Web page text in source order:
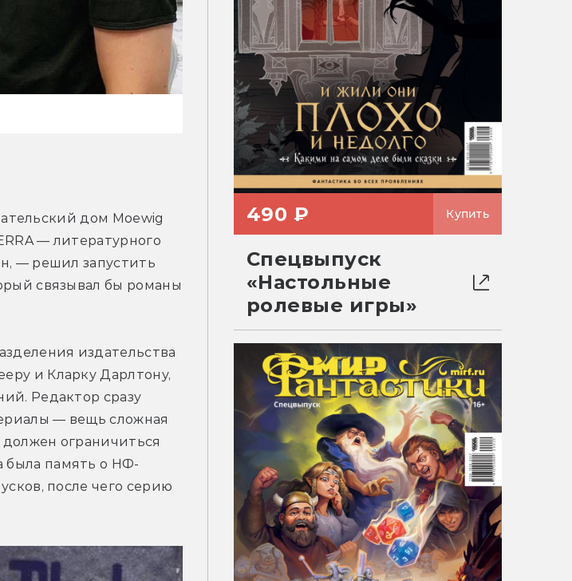
дом Moewig
— литературного
— решил запустить
связывал бы романы
издательства
и Кларку Дарлтону,
Редактор сразу
— вещь сложная
ограничиться
память о НФ-
после чего серию
490 ₽ Купить
Спецвыпуск
«Настольные
ролевые игры»